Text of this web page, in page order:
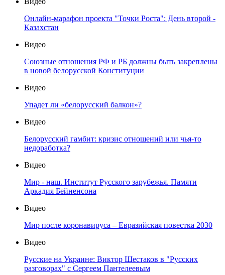
Онлайн-марафон проекта "Точки Роста": День второй -
Казахстан
Видео
Союзные отношения РФ и РБ должны быть закреплены
в новой белорусской Конституции
Видео
Упадет ли «белорусский балкон»?
Видео
Белорусский гамбит: кризис отношений или чья-то
недоработка?
Видео
Мир - наш. Институт Русского зарубежья. Памяти
Аркадия Бейненсона
Видео
Мир после коронавируса – Евразийская повестка 2030
Видео
Русские на Украине: Виктор Шестаков в "Русских
разговорах" с Сергеем Пантелеевым